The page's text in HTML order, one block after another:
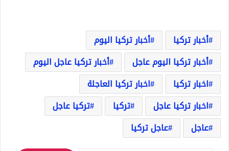
أخبار تركيا
أخبار تركيا اليوم
أخبار تركيا اليوم عاجل
أخبار تركيا عاجل اليوم
اخبار تركيا
اخبار تركيا العاجلة
اخبار تركيا عاجل
تركيا
تركيا عاجل
عاجل
عاجل تركيا